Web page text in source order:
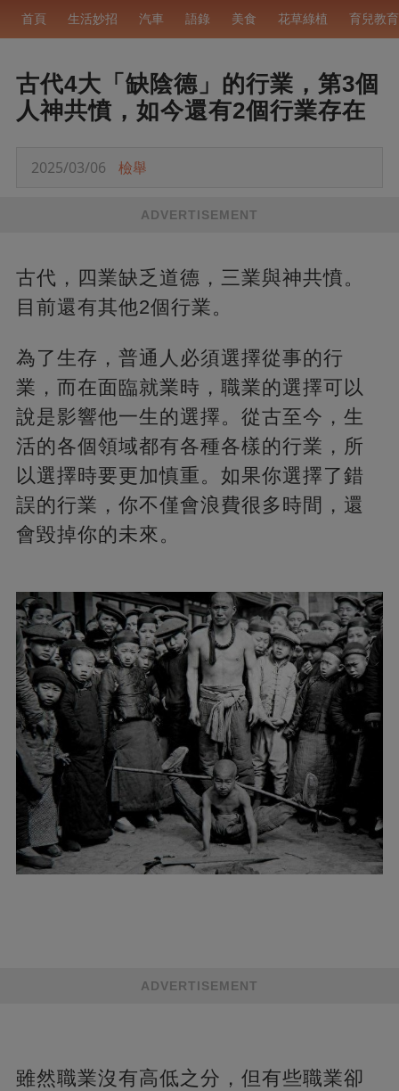
首頁 生活妙招 汽車 語錄 美食 花草綠植 育兒教育
古代4大「缺陰德」的行業，第3個
人神共憤，如今還有2個行業存在
2025/03/06 檢舉
ADVERTISEMENT
古代，四業缺乏道德，三業與神共憤。
目前還有其他2個行業。
為了生存，普通人必須選擇從事的行
業，而在面臨就業時，職業的選擇可以
說是影響他一生的選擇。從古至今，生
活的各個領域都有各種各樣的行業，所
以選擇時要更加慎重。如果你選擇了錯
誤的行業，你不僅會浪費很多時間，還
會毀掉你的未來。
ADVERTISEMENT
雖然職業沒有高低之分，但有些職業卻